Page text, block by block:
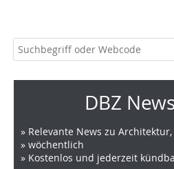
DBZ
» Relevante News zu
» wöchentlich
» Kostenlos und jederzeit